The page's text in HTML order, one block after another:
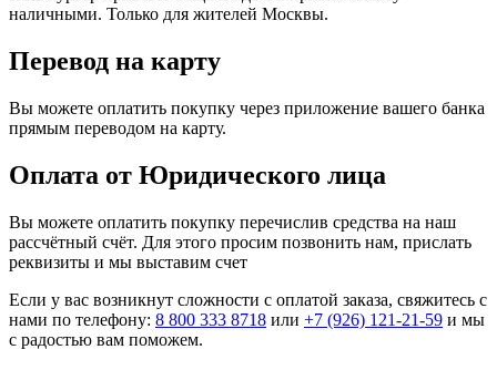
наличными. Только для жителей Москвы.
Перевод на карту
Вы можете оплатить покупку через приложение вашего банка
прямым переводом на карту.
Оплата от Юридического лица
Вы можете оплатить покупку перечислив средства на наш
рассчётный счёт. Для этого просим позвонить нам, прислать
реквизиты и мы выставим счет
Если у вас возникнут сложности с оплатой заказа, свяжитесь с
нами по телефону: 8 800 333 8718 или +7 (926) 121-21-59 и мы
с радостью вам поможем.